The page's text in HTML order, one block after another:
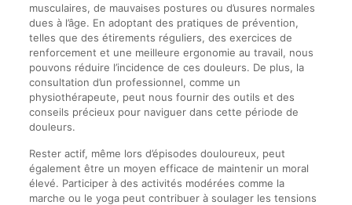
musculaires, de mauvaises postures ou d’usures normales
dues à l’âge. En adoptant des pratiques de prévention,
telles que des étirements réguliers, des exercices de
renforcement et une meilleure ergonomie au travail, nous
pouvons réduire l’incidence de ces douleurs. De plus, la
consultation d’un professionnel, comme un
physiothérapeute, peut nous fournir des outils et des
conseils précieux pour naviguer dans cette période de
douleurs.
Rester actif, même lors d’épisodes douloureux, peut
également être un moyen efficace de maintenir un moral
élevé. Participer à des activités modérées comme la
marche ou le yoga peut contribuer à soulager les tensions